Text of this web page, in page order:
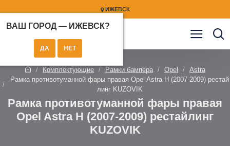
ИЖЕВСК
ВАШ ГОРОД — ИЖЕВСК?
Комплектующие Рамки бампера Opel
Astra
Рамка противотуманной фары правая Opel Astra H (2007-2009) рестай
линг KUZOVIK
Рамка противотуманной фары правая
Opel Astra H (2007-2009) рестайлинг
KUZOVIK